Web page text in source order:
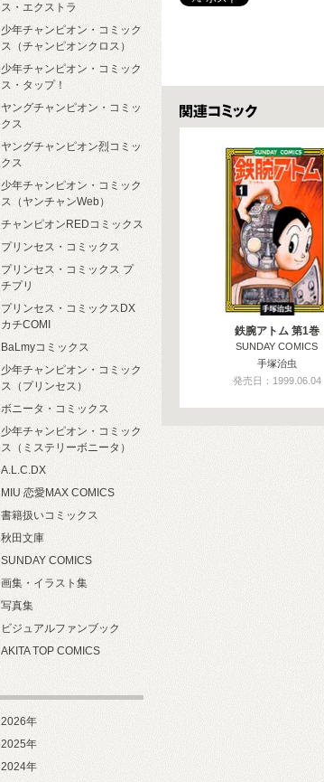
関連コミックス
鉄腕アトム 第1巻
SUNDAY COMICS
手塚治虫
発売日：1999.06.04
ス・エクストラ
少年チャンピオン・コミック
ス（チャンピオンクロス）
少年チャンピオン・コミック
ス・タップ！
ヤングチャンピオン・コミッ
クス
ヤングチャンピオン烈コミッ
クス
少年チャンピオン・コミック
ス（ヤンチャンWeb）
チャンピオンREDコミックス
プリンセス・コミックス
プリンセス・コミックス プ
チプリ
プリンセス・コミックスDX
カチCOMI
BaLmyコミックス
少年チャンピオン・コミック
ス（プリンセス）
ボニータ・コミックス
少年チャンピオン・コミック
ス（ミステリーボニータ）
A.L.C.DX
MIU 恋愛MAX COMICS
書籍扱いコミックス
秋田文庫
SUNDAY COMICS
画集・イラスト集
写真集
ビジュアルファンブック
AKITA TOP COMICS
2026年
2025年
2024年